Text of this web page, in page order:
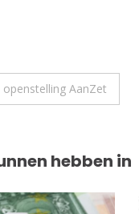
AanZet
hebben in